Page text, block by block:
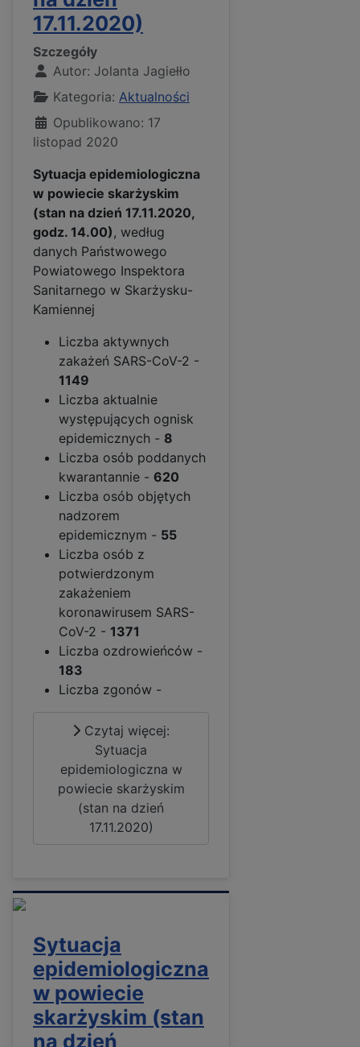
17.11.2020)
Szczegóły
Autor: Jolanta Jagiełło
Kategoria: Aktualności
Opublikowano: 17
listopad 2020
Sytuacja epidemiologiczna
w powiecie skarżyskim
(stan na dzień 17.11.2020,
godz. 14.00) , według
danych Państwowego
Powiatowego Inspektora
Sanitarnego w Skarżysku-
Kamiennej
Liczba aktywnych
zakażeń SARS-CoV-2 -
1149
Liczba aktualnie
występujących ognisk
epidemicznych - 8
Liczba osób poddanych
kwarantannie - 620
Liczba osób objętych
nadzorem
epidemicznym - 55
Liczba osób z
potwierdzonym
zakażeniem
koronawirusem SARS-
CoV-2 - 1371
Liczba ozdrowieńców -
183
Liczba zgonów -
Czytaj więcej:
Sytuacja
epidemiologiczna w
powiecie skarżyskim
(stan na dzień
17.11.2020)
Sytuacja
epidemiologiczna
w powiecie
skarżyskim (stan
na dzień